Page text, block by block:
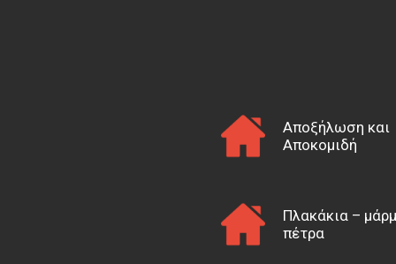
Αποξήλωση και
Αποκομιδή
Πλακάκια –
πέτρα